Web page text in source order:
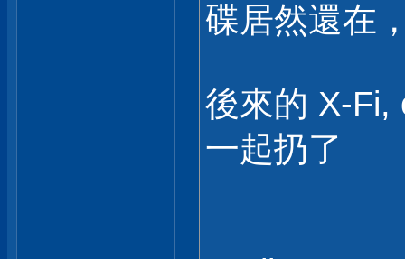
碟居然還在
後來的 X-Fi,
一起扔了